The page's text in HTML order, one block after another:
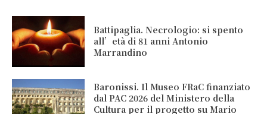
Battipaglia. Necrologio: si spento
all’età di 81 anni Antonio
Marrandino
Baronissi. Il Museo FRaC finanziato
dal PAC 2026 del Ministero della
Cultura per il progetto su Mario